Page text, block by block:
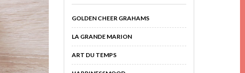
GOLDEN CHEER GRAHAMS
LA GRANDE MARION
ART DU TEMPS